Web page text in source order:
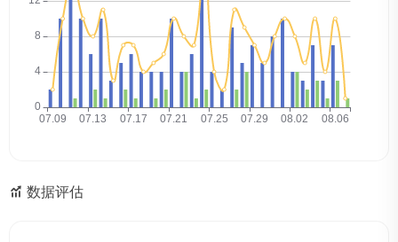
数据评估